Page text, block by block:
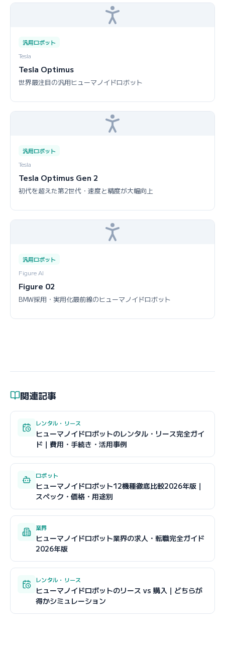
汎用ロボット
Tesla
Tesla Optimus
世界最注目の汎用ヒューマノイドロボット
汎用ロボット
Tesla
Tesla Optimus Gen 2
初代を超えた第2世代・速度と精度が大幅向上
汎用ロボット
Figure AI
Figure 02
BMW採用・実用化最前線のヒューマノイドロボット
関連記事
レンタル・リース
ヒューマノイドロボットのレンタル・リース完全ガイ
ド｜費用・手続き・活用事例
ロボット
ヒューマノイドロボット12機種徹底比較2026年版｜
スペック・価格・用途別
業界
ヒューマノイドロボット業界の求人・転職完全ガイド
2026年版
レンタル・リース
ヒューマノイドロボットのリース vs 購入｜どちらが
得かシミュレーション